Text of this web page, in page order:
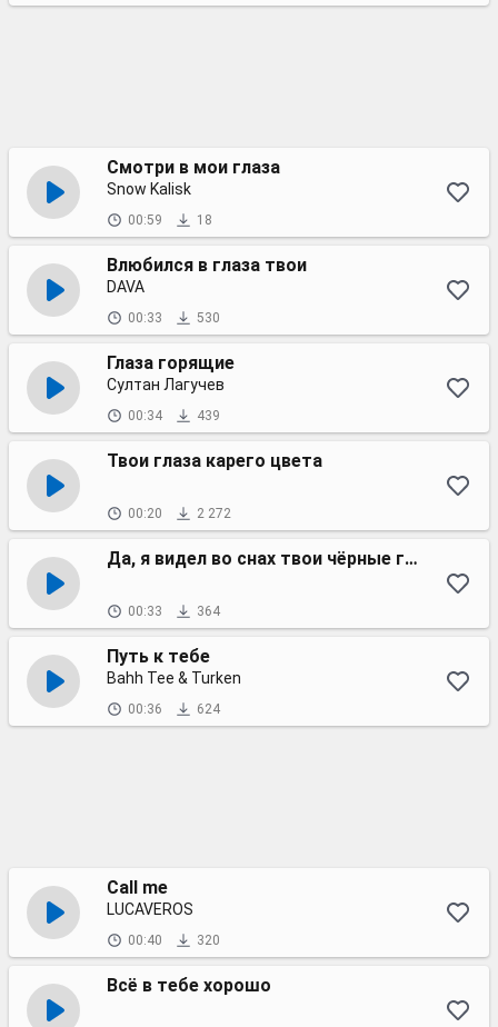
Смотри в мои глаза
Snow Kalisk
00:59 18
Влюбился в глаза твои
DAVA
00:33 530
Глаза горящие
Султан Лагучев
00:34 439
Твои глаза карего цвета
00:20 2 272
Да, я видел во снах твои чёрные глаза
00:33 364
Путь к тебе
Bahh Tee & Turken
00:36 624
Call me
LUCAVEROS
00:40 320
Всё в тебе хорошо